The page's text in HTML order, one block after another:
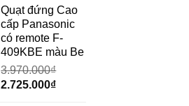
là:
1.490.000₫.
tại
là:
1.050.000₫.
Quạt đứng Cao
cấp Panasonic
có remote F-
409KBE màu Be
3.970.000₫
Giá
2.725.000₫Giá